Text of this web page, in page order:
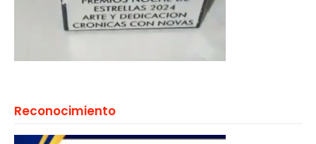
Reconocimiento